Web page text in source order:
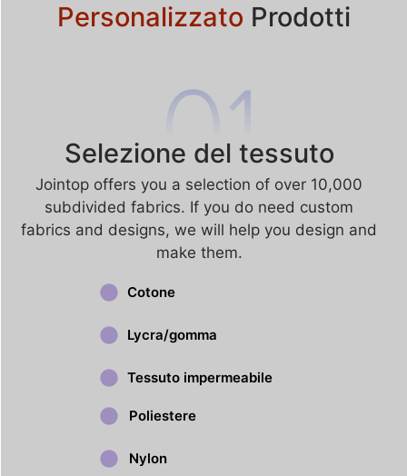
Personalizzato Prodotti
Selezione del tessuto
Jointop offers you a selection of over 10,000
subdivided fabrics. If you do need custom
fabrics and designs, we will help you design and
make them.
Cotone
Lycra/gomma
Tessuto impermeabile
Poliestere
Nylon